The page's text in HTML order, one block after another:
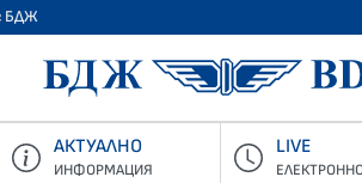
БДЖ
АКТУАЛНО
ИНФОРМАЦИЯ
LIVE